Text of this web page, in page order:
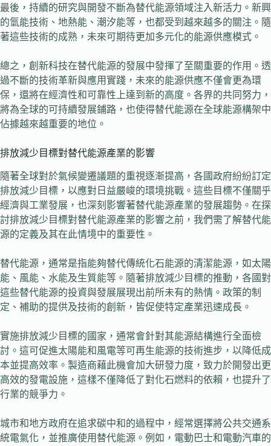
最後，持續的研究與開發不斷為替代能源領域注入新活力。新興
的氫能技術、地熱能、潮汐能等，也都受到越來越多的關注。隨
著這些技術的成熟，未來可期待更加多元化的能源供應模式。
總之，創新科技在替代能源的發展中發揮了至關重要的作用。透
過不斷的技術革新與應用實踐，未來的能源供應不僅會更為環
保，還將在經濟性和可靠性上達到新的高度。各界的共同努力，
將為全球的可持續發展鋪路，也使得替代能源在全球能源構架中
佔據越來越重要的地位。
排放減少目標對替代能源產業的影響
隨著全球對於氣候變遷議題的重視逐漸提高，各國政府紛紛訂定
排放減少目標，以應對日益嚴峻的環境挑戰。這些目標不僅關乎
經濟與工業發展，也深刻影響著替代能源產業的發展趨勢。在探
討排放減少目標對替代能源產業的影響之前，我們需了解替代能
源的定義及其在此情境中的重要性。
替代能源，通常是指能夠替代傳統化石能源的清潔能源，如太陽
能、風能、水能及生質能等。隨著排放減少目標的推動，各國對
這些替代能源的投資與發展展現出前所未有的熱情。政策的制
定、補助的提供及技術的創新，皆促使特定產業迅速成長。
實施排放減少目標的國家，通常會針對其能源結構進行全面檢
討。這可促進太陽能和風電等可再生能源的技術進步，以降低成
本並提高效率。製造商藉此機會加大研發力度，致力於開發出更
高效的發電設施，這樣不僅降低了對化石燃料的依賴，也提升了
行業的競爭力。
城市和地方政府在追求碳中和的過程中，經常選擇將公共交通系
統電氣化，並推廣使用替代能源。例如，電動巴士和電動汽車的